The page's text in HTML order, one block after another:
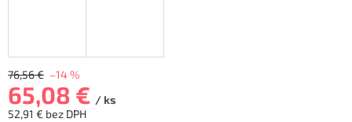
76,56 € –14 %
65,08 € / ks
52,91 € bez DPH